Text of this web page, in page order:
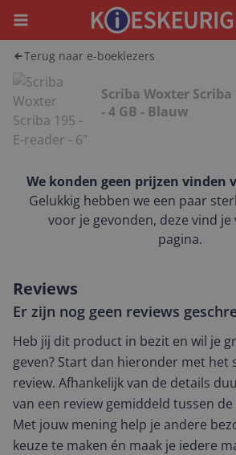
Menu
Terug naar e-boeklezers
Scriba Woxter Scriba
- 4 GB - Blauw
We konden geen prijzen vinden
Gelukkig hebben we een paar
voor je gevonden, deze vind
pagina.
Reviews
Er zijn nog geen reviews
Heb jij dit product in bezit en wil je
geven? Start dan hieronder met het
review. Afhankelijk van de details
van een review gemiddeld tussen
Met jouw mening help je andere
keuze te maken én maak je iedere